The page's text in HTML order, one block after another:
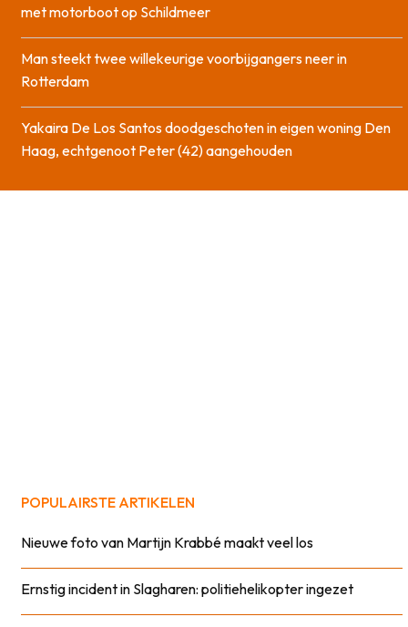
met motorboot op Schildmeer
Man steekt twee willekeurige voorbijgangers neer in
Rotterdam
Yakaira De Los Santos doodgeschoten in eigen woning Den
Haag, echtgenoot Peter (42) aangehouden
POPULAIRSTE ARTIKELEN
Nieuwe foto van Martijn Krabbé maakt veel los
Ernstig incident in Slagharen: politiehelikopter ingezet